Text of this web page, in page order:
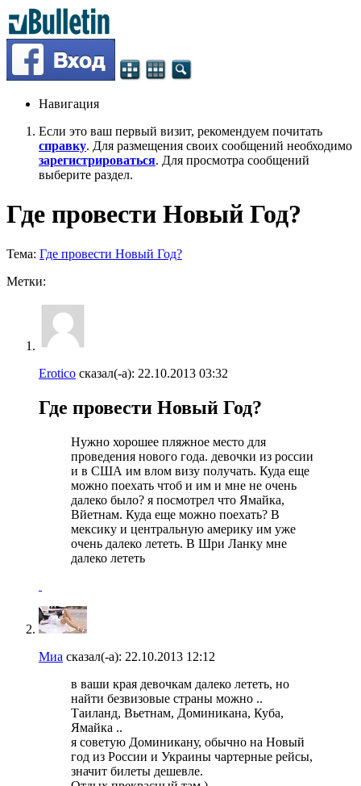
Навигация
Если это ваш первый визит, рекомендуем почитать
справку. Для размещения своих сообщений необходимо
зарегистрироваться. Для просмотра сообщений
выберите раздел.
Где провести Новый Год?
Тема: Где провести Новый Год?
Метки:
Erotico сказал(-а): 22.10.2013 03:32
Где провести Новый Год?
Нужно хорошее пляжное место для
проведения нового года. девочки из россии
и в США им влом визу получать. Куда еще
можно поехать чтоб и им и мне не очень
далеко было? я посмотрел что Ямайка,
Вйетнам. Куда еще можно поехать? В
мексику и центральную америку им уже
очень далеко лететь. В Шри Ланку мне
далеко лететь
Миа сказал(-а): 22.10.2013 12:12
в ваши края девочкам далеко лететь, но
найти безвизовые страны можно ..
Таиланд, Вьетнам, Доминикана, Куба,
Ямайка ..
я советую Доминикану, обычно на Новый
год из России и Украины чартерные рейсы,
значит билеты дешевле.